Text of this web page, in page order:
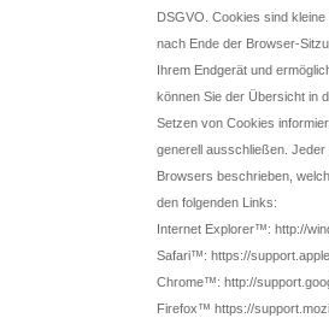
DSGVO. Cookies sind
nach Ende der Browser-
Ihrem Endgerät und
können Sie der Übersicht in
Setzen von Cookies
generell ausschließen.
Browsers beschrieben,
den folgenden Links:
Internet Explorer™: http://
Safari™: https://
Chrome™: http://
Firefox™ https://